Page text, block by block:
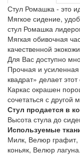
Стул Ромашка - это
Мягкое сидение,
стул Ромашка
Мягкая обивочная
качественной
Для Вас доступно
Прочная и
квадрат» делает
Каркас окрашен
сочетаться с другой
Стул продается в
Высота стула до
Используемые
Милк, Велюр
коньяк, Велюр лагуна.